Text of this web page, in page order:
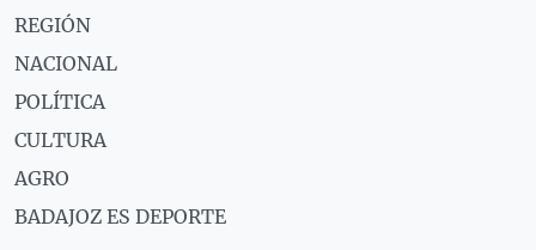
REGIÓN
NACIONAL
POLÍTICA
CULTURA
AGRO
BADAJOZ ES DEPORTE